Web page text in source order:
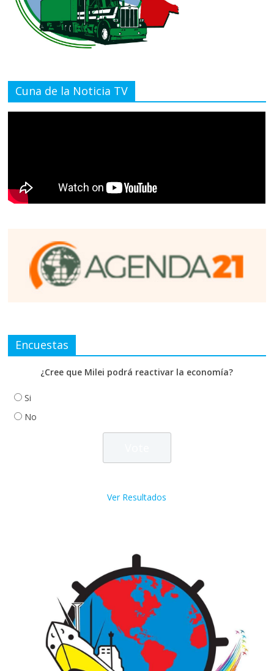
Cuna de la Noticia TV
Encuestas
¿Cree que Milei podrá reactivar la economía?
Si
No
Ver Resultados